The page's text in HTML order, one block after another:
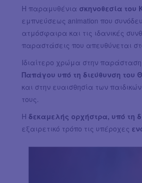
Η παραμυθένια σκηνοθεσία του
εμπνεύσεως animation που
ατμόσφαιρα και τις ιδανικές
παραστάσεις που απευθύνεται
Ιδιαίτερο χρώμα στην
Παπάγου υπό τη διεύθυνση του
και στην ευαισθησία των
τους.
Η δεκαμελής ορχήστρα, υπό τη
εξαιρετικό τρόπο τις υπέροχες